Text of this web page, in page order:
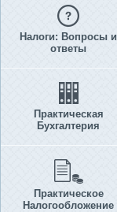
Налоги: Вопросы и
ответы
Практическая
Бухгалтерия
Практическое
Налогообложение